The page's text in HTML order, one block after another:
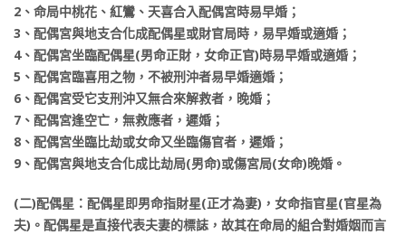
2、命局中桃花、紅鸞、天喜合入配偶宮時易早婚；
3、配偶宮與地支合化成配偶星或財官局時，易早婚或適婚；
4、配偶宮坐臨配偶星(男命正財，女命正官)時易早婚或適婚；
5、配偶宮臨喜用之物，不被刑沖者易早婚適婚；
6、配偶宮受它支刑沖又無合來解救者，晚婚；
7、配偶宮逢空亡，無救應者，遲婚；
8、配偶宮坐臨比劫或女命又坐臨傷官者，遲婚；
9、配偶宮與地支合化成比劫局(男命)或傷宮局(女命)晚婚。
(二)配偶星：配偶星即男命指財星(正才為妻)，女命指官星(官星為
夫)。配偶星是直接代表夫妻的標誌，故其在命局的組合對婚姻而言